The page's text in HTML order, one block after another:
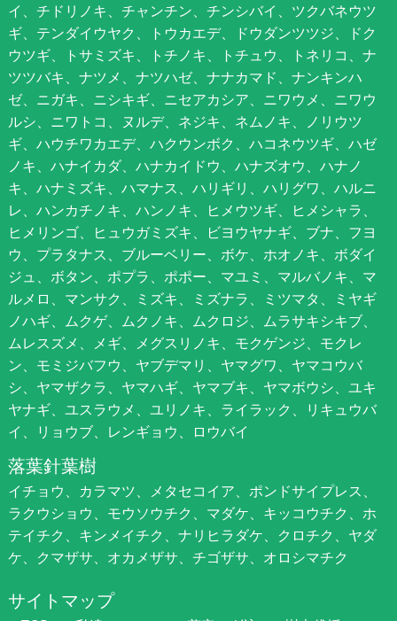
イ、チドリノキ、チャンチン、チンシバイ、ツクバネウツ
ギ、テンダイウヤク、トウカエデ、ドウダンツツジ、ドク
ウツギ、トサミズキ、トチノキ、トチュウ、トネリコ、ナ
ツツバキ、ナツメ、ナツハゼ、ナナカマド、ナンキンハ
ゼ、ニガキ、ニシキギ、ニセアカシア、ニワウメ、ニワウ
ルシ、ニワトコ、ヌルデ、ネジキ、ネムノキ、ノリウツ
ギ、ハウチワカエデ、ハクウンボク、ハコネウツギ、ハゼ
ノキ、ハナイカダ、ハナカイドウ、ハナズオウ、ハナノ
キ、ハナミズキ、ハマナス、ハリギリ、ハリグワ、ハルニ
レ、ハンカチノキ、ハンノキ、ヒメウツギ、ヒメシャラ、
ヒメリンゴ、ヒュウガミズキ、ビヨウヤナギ、ブナ、フヨ
ウ、プラタナス、ブルーベリー、ボケ、ホオノキ、ボダイ
ジュ、ボタン、ポプラ、ポポー、マユミ、マルバノキ、マ
ルメロ、マンサク、ミズキ、ミズナラ、ミツマタ、ミヤギ
ノハギ、ムクゲ、ムクノキ、ムクロジ、ムラサキシキブ、
ムレスズメ、メギ、メグスリノキ、モクゲンジ、モクレ
ン、モミジバフウ、ヤブデマリ、ヤマグワ、ヤマコウバ
シ、ヤマザクラ、ヤマハギ、ヤマブキ、ヤマボウシ、ユキ
ヤナギ、ユスラウメ、ユリノキ、ライラック、リキュウバ
イ、リョウブ、レンギョウ、ロウバイ
落葉針葉樹
イチョウ、カラマツ、メタセコイア、ポンドサイプレス、
ラクウショウ、モウソウチク、マダケ、キッコウチク、ホ
テイチク、キンメイチク、ナリヒラダケ、クロチク、ヤダ
ケ、クマザサ、オカメザサ、チゴザサ、オロシマチク
サイトマップ